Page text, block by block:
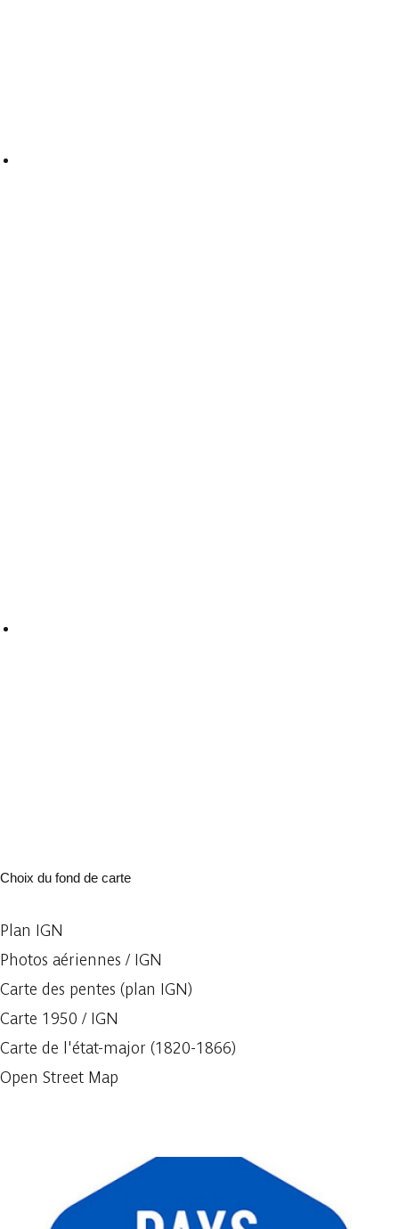
Choix du fond de carte
Plan IGN
Photos aériennes / IGN
Carte des pentes (plan IGN)
Carte 1950 / IGN
Carte de l'état-major (1820-1866)
Open Street Map